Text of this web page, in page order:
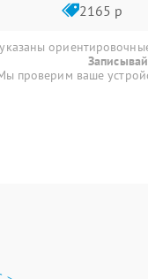
2165 р
проверим ваше